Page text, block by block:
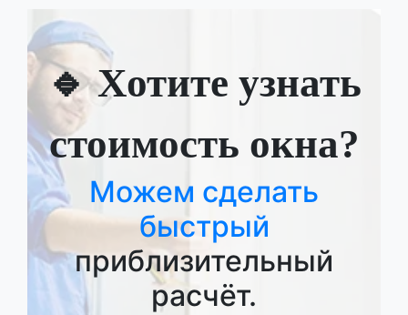
🔹 Хотите узнать
стоимость окна?
Можем сделать
быстрый
приблизительный
расчёт.